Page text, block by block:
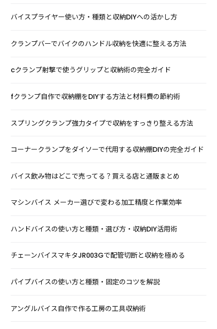
バイスプライヤー使い方・種類と収納DIYへの活かし方
クランプバーでバイクのハンドル収納を快適に整える方法
cクランプ射撃で使うグリップと収納術の完全ガイド
fクランプ自作で収納棚をDIYする方法と材料費の節約術
スプリングクランプ強力タイプで収納をすっきり整える方法
コーナークランプをダイソーで代用する収納棚DIYの完全ガイド
バイス飲み物はどこで売ってる？買える店と通販まとめ
マシンバイス メーカー選びで変わる加工精度と作業効率
ハンドバイスの使い方と種類・選び方・収納DIY活用術
チェーンバイスマキタJR003Gで配管切断と収納を極める
パイプバイスの使い方と種類・固定のコツを解説
アングルバイス自作で作る工房の工具収納術